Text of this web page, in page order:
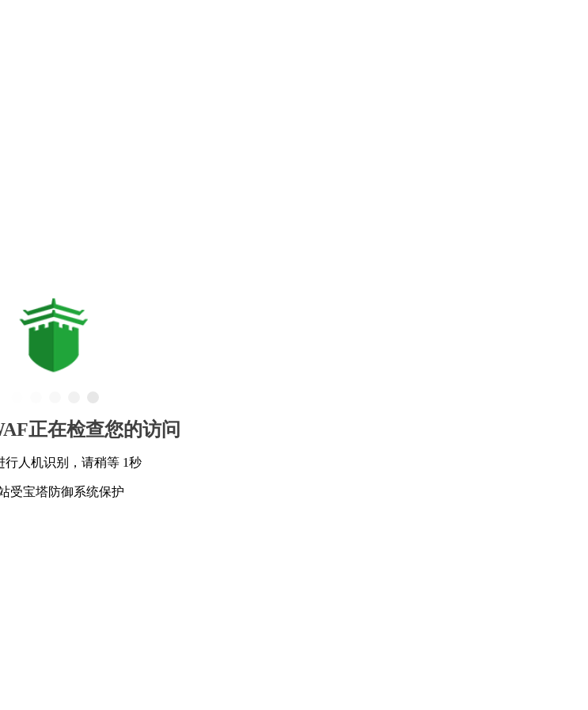
正在检查您的访问
行人机识别，请稍等 1秒
受宝塔防御系统保护